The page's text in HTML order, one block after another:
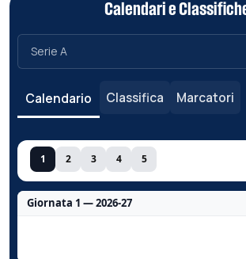
Calendari e
Calendario Classifica Marcatori
1 2 3 4 5
Giornata 1 — 2026-27